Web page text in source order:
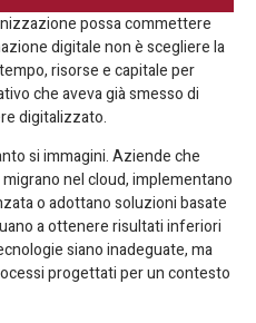
possa commettere
digitale non è scegliere la
risorse e capitale per
che aveva già smesso di
digitalizzato.
si immagini. Aziende che
nel cloud, implementano
o adottano soluzioni basate
a ottenere risultati inferiori
siano inadeguate, ma
progettati per un contesto